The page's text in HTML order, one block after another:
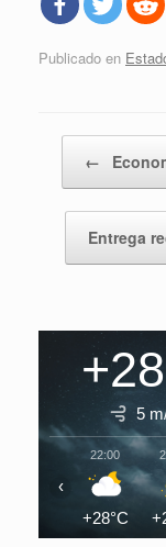
Publicado en
←
Entrega
5
22:00
+28°C
‹